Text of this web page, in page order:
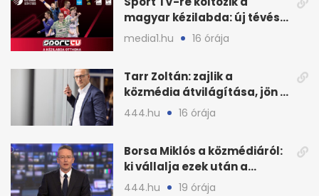
magyar kézilabda: új tévés
megállapodás
media1.hu 16 órája
Tarr Zoltán: zajlik a
közmédia átvilágítása, jön a
nyilvános véleményezés
444.hu 16 órája
Borsa Miklós a közmédiáról:
ki vállalja ezek után a
munkát?
444.hu 19 órája